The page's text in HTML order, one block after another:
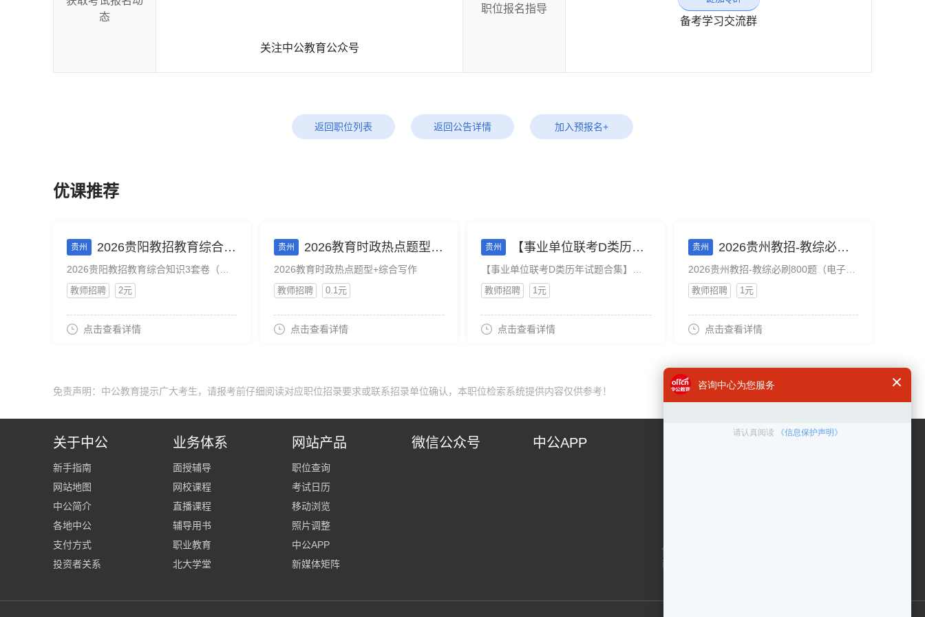
态
关注中公教育公众号
职位报名指导
备考学习交流群
返回职位列表 返回公告详情 加入预报名+
优课推荐
贵州 2026贵阳教招教育综合知识3套卷（电子版）
教师招聘 2元
点击查看详情
贵州 2026教育时政热点题型+综合写作
2026教育时政热点题型+综合写作
教师招聘 0.1元
点击查看详情
贵州 【事业单位联考D类历年试题合集】适用26事业单位联考考试-贵州
教师招聘 1元
点击查看详情
贵州 2026贵州教招-教综必刷800题（电子版）
教师招聘 1元
点击查看详情
免责声明：中公教育提示广大考生，请报考前仔细阅读对应职位招录要求或联系招录单位确认，本职位检索系统提供内容仅供参考！
关于中公
新手指南
网站地图
中公简介
各地中公
支付方式
投资者关系
业务体系
面授辅导
网校课程
直播课程
辅导用书
职业教育
北大学堂
网站产品
职位查询
考试日历
移动浏览
照片调整
中公APP
新媒体矩阵
微信公众号 中公APP
售后服务：010-83433000
商务合作：010-83432878